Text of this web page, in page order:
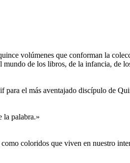
volúmenes que conforman la
de los libros, de la infancia,
para el más aventajado discípulo de
la palabra.»
coloridos que viven en nuestro